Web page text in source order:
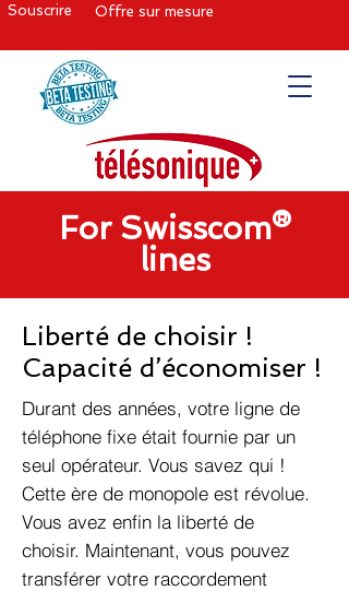
Souscrire Offre sur mesure
For Swisscom®
lines
Liberté de choisir !
Capacité d’économiser !
Durant des années, votre ligne de
téléphone fixe était fournie par un
seul opérateur. Vous savez qui !
Cette ère de monopole est révolue.
Vous avez enfin la liberté de
choisir. Maintenant, vous pouvez
transférer votre raccordement